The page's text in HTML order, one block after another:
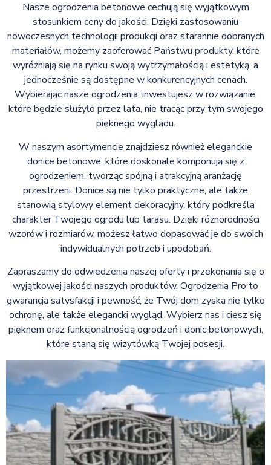
Nasze ogrodzenia betonowe cechują się wyjątkowym
stosunkiem ceny do jakości. Dzięki zastosowaniu
nowoczesnych technologii produkcji oraz starannie dobranych
materiałów, możemy zaoferować Państwu produkty, które
wyróżniają się na rynku swoją wytrzymałością i estetyką, a
jednocześnie są dostępne w konkurencyjnych cenach.
Wybierając nasze ogrodzenia, inwestujesz w rozwiązanie,
które będzie służyło przez lata, nie tracąc przy tym swojego
pięknego wyglądu.
W naszym asortymencie znajdziesz również eleganckie
donice betonowe, które doskonale komponują się z
ogrodzeniem, tworząc spójną i atrakcyjną aranżację
przestrzeni. Donice są nie tylko praktyczne, ale także
stanowią stylowy element dekoracyjny, który podkreśla
charakter Twojego ogrodu lub tarasu. Dzięki różnorodności
wzorów i rozmiarów, możesz łatwo dopasować je do swoich
indywidualnych potrzeb i upodobań.
Zapraszamy do odwiedzenia naszej oferty i przekonania się o
wyjątkowej jakości naszych produktów. Ogrodzenia Pro to
gwarancja satysfakcji i pewność, że Twój dom zyska nie tylko
ochronę, ale także elegancki wygląd. Wybierz nas i ciesz się
pięknem oraz funkcjonalnością ogrodzeń i donic betonowych,
które staną się wizytówką Twojej posesji.